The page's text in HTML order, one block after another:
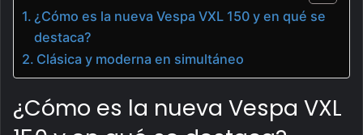
¿Cómo es la nueva Vespa VXL 150 y en qué se
destaca?
Clásica y moderna en simultáneo
¿Cómo es la nueva Vespa VXL